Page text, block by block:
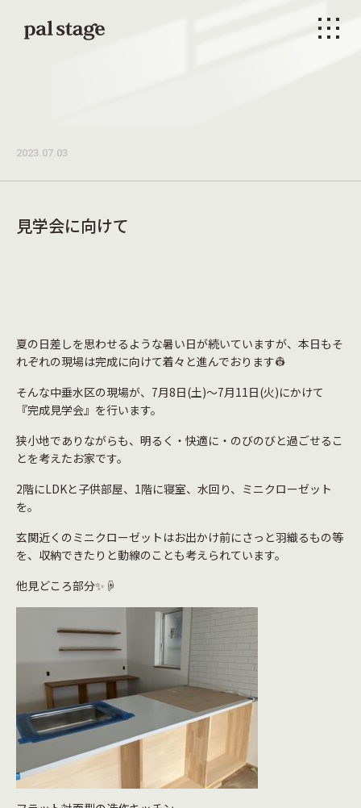
メニ
2023.07.03
見学会に向けて
夏の日差しを思わせるような暑い日が続いていますが、本日もそ
れぞれの現場は完成に向けて着々と進んでおります👷
そんな中垂水区の現場が、7月8日(土)～7月11日(火)にかけて
『完成見学会』を行います。
狭小地でありながらも、明るく・快適に・のびのびと過ごせるこ
とを考えたお家です。
2階にLDKと子供部屋、1階に寝室、水回り、ミニクローゼット
を。
玄関近くのミニクローゼットはお出かけ前にさっと羽織るもの等
を、収納できたりと動線のことも考えられています。
他見どころ部分✨☟